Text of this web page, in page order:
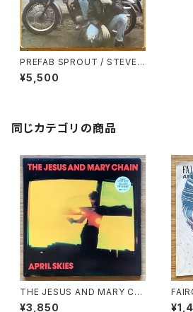
PREFAB SPROUT / STEVE
McQUEEN
¥5,500
同じカテゴリの商品
THE JESUS AND MARY CH
AIN / A: APRIL SKIES / B: KI
¥3,850
N /